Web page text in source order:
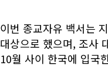
이번 종교자유 백서는
대상으로 했으며, 조사
10월 사이 한국에 입국